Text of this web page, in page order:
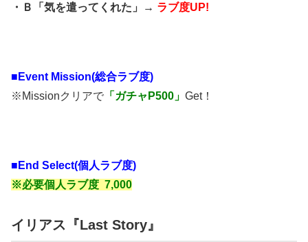
・Ｂ「気を遣ってくれた」→ ラブ度UP!
■ Event Mission(総合ラブ度)
※Missionクリアで 「ガチャP500」 Get！
■End Select(個人ラブ度)
※必要個人ラブ度 7,000
イリアス『Last Story』